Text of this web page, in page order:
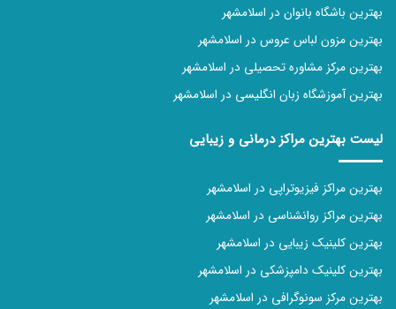
بهترین باشگاه بانوان در اسلامشهر
بهترین مزون لباس عروس در اسلامشهر
بهترین مرکز مشاوره تحصیلی در اسلامشهر
بهترین آموزشگاه زبان انگلیسی در اسلامشهر
لیست بهترین مراکز درمانی و زیبایی
بهترین مراکز فیزیوتراپی در اسلامشهر
بهترین مراکز روانشناسی در اسلامشهر
بهترین کلینیک زیبایی در اسلامشهر
بهترین کلینیک دامپزشکی در اسلامشهر
بهترین مرکز سونوگرافی در اسلامشهر